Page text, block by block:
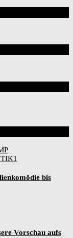
bis
Vorschau aufs